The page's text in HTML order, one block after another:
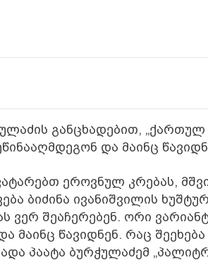
განცხადებით, „ქართულ
და მაინც
ეროვნულ კრებას,
ბიძინა ივანიშვილის
ვერ შეაჩერებენ. ორი
მაინც წავიდნენ. რაც შეეხება
პაატა ბურჭულაძემ